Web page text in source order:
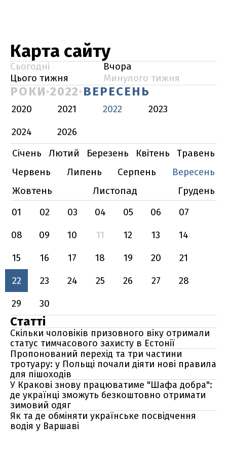
Карта сайту
Сьогодні
Вчора
Цього тижня
Минулого тижня
РОКИ 2022 ВЕРЕСЕНЬ
2020 2021 2022
2023
2024
2026
Січень
Лютий Березень Квітень
Травень
Червень
Липень Серпень
Вересень
Жовтень
Листопад
Грудень
01
02 03 04 05 06
07
08
09 10 11 12 13
14
15
16 17 18 19 20
21
22
23 24 25 26 27
28
29
30
Статті
Скільки чоловіків призовного віку отримали
статус тимчасового захисту в Естонії
Пропонований перехід та три частини
тротуару: у Польщі почали діяти нові правила
для пішоходів
У Кракові знову працюватиме "Шафа добра":
де українці зможуть безкоштовно отримати
зимовий одяг
Як та де обміняти українське посвідчення
водія у Варшаві